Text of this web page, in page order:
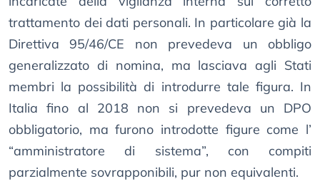
trattamento dei dati personali. In particolare già la
Direttiva 95/46/CE non prevedeva un obbligo
generalizzato di nomina, ma lasciava agli Stati
membri la possibilità di introdurre tale figura. In
Italia fino al 2018 non si prevedeva un DPO
obbligatorio, ma furono introdotte figure come l’
“amministratore di sistema”, con compiti
parzialmente sovrapponibili, pur non equivalenti.